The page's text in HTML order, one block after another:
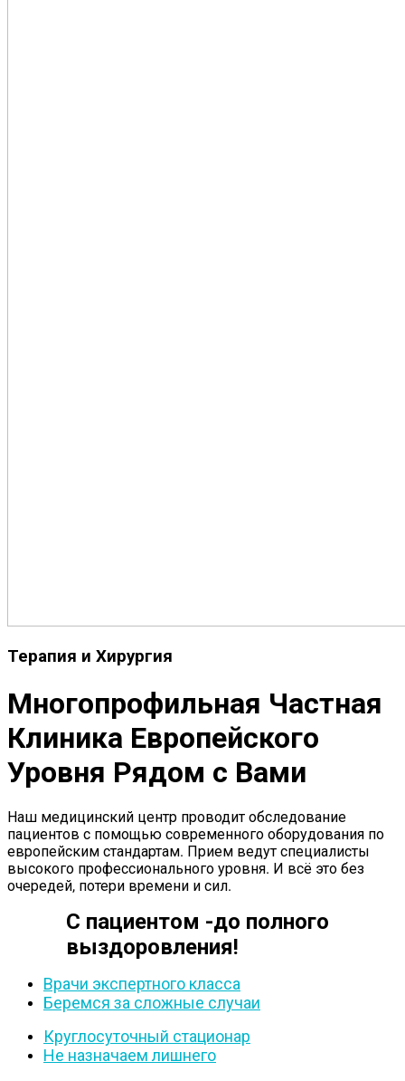
Терапия и Хирургия
Многопрофильная Частная
Клиника Европейского
Уровня Рядом с Вами
Наш медицинский центр проводит обследование
пациентов с помощью современного оборудования по
европейским стандартам. Прием ведут специалисты
высокого профессионального уровня. И всё это без
очередей, потери времени и сил.
С пациентом -до полного
выздоровления!
Врачи экспертного класса
Беремся за сложные случаи
Круглосуточный стационар
Не назначаем лишнего